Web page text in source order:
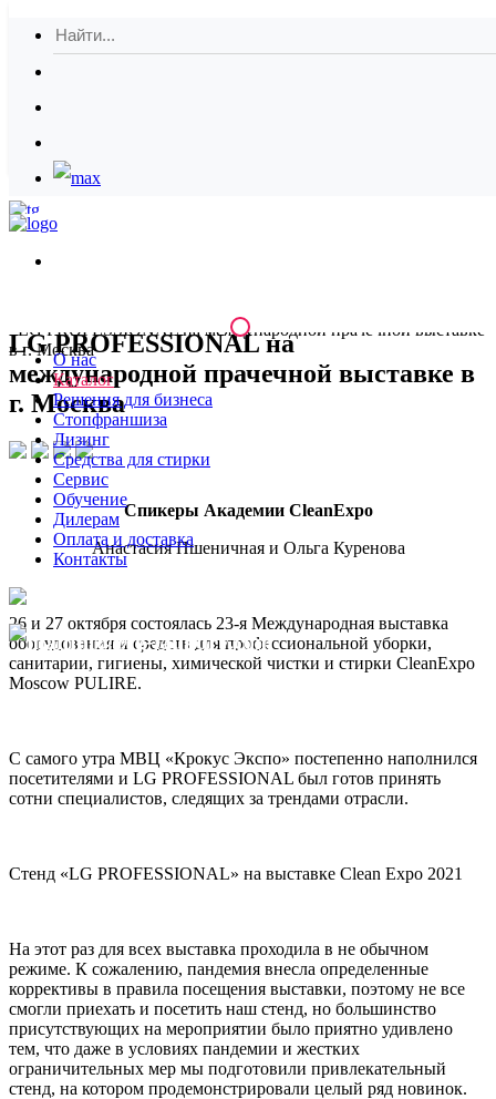
О нас
Каталог
Решения для бизнеса
Стопфраншиза
Лизинг
Средства для стирки
Сервис
Обучение
Дилерам
Оплата и доставка
Контакты
info@lg-laundry.com
Обратная связь
LG PROFESSIONAL на международной прачечной выставке
в г. Москва
LG PROFESSIONAL на
международной прачечной выставке в
г. Москва
Спикеры Академии CleanExpo
Анастасия Пшеничная и Ольга Куренова
26 и 27 октября состоялась 23-я Международная выставка
оборудования и средств для профессиональной уборки,
санитарии, гигиены, химической чистки и стирки CleanExpo
Moscow PULIRE.
С самого утра МВЦ «Крокус Экспо» постепенно наполнился
посетителями и LG PROFESSIONAL был готов принять
сотни специалистов, следящих за трендами отрасли.
Стенд «LG PROFESSIONAL» на выставке Clean Expo 2021
На этот раз для всех выставка проходила в не обычном
режиме. К сожалению, пандемия внесла определенные
коррективы в правила посещения выставки, поэтому не все
смогли приехать и посетить наш стенд, но большинство
присутствующих на мероприятии было приятно удивлено
тем, что даже в условиях пандемии и жестких
ограничительных мер мы подготовили привлекательный
стенд, на котором продемонстрировали целый ряд новинок.